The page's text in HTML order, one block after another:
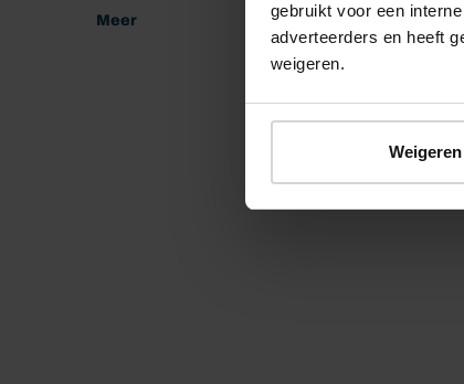
gebruikt voor een
adverteerders en heeft
weigeren.
Weigeren
Meer
© 2026 Stichting Forten Nederland